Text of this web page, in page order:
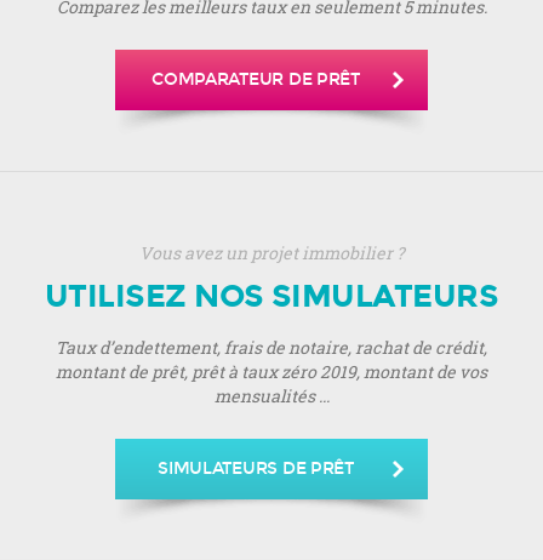
Comparez les meilleurs taux en seulement 5 minutes.
COMPARATEUR DE PRÊT
Vous avez un projet immobilier ?
UTILISEZ NOS SIMULATEURS
Taux d’endettement, frais de notaire, rachat de crédit,
montant de prêt, prêt à taux zéro 2019, montant de vos
mensualités ...
SIMULATEURS DE PRÊT